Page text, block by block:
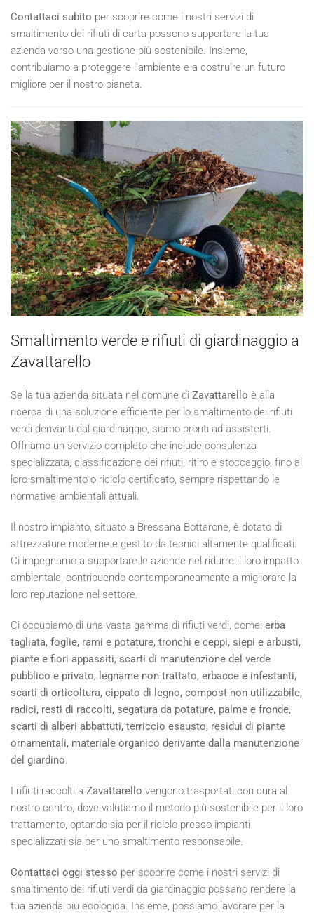
Contattaci subito per scoprire come i nostri servizi di
smaltimento dei rifiuti di carta possono supportare la tua
azienda verso una gestione più sostenibile. Insieme,
contribuiamo a proteggere l'ambiente e a costruire un futuro
migliore per il nostro pianeta.
Smaltimento verde e rifiuti di giardinaggio a
Zavattarello
Se la tua azienda situata nel comune di Zavattarello è alla
ricerca di una soluzione efficiente per lo smaltimento dei rifiuti
verdi derivanti dal giardinaggio, siamo pronti ad assisterti.
Offriamo un servizio completo che include consulenza
specializzata, classificazione dei rifiuti, ritiro e stoccaggio, fino al
loro smaltimento o riciclo certificato, sempre rispettando le
normative ambientali attuali.
Il nostro impianto, situato a Bressana Bottarone, è dotato di
attrezzature moderne e gestito da tecnici altamente qualificati.
Ci impegnamo a supportare le aziende nel ridurre il loro impatto
ambientale, contribuendo contemporaneamente a migliorare la
loro reputazione nel settore.
Ci occupiamo di una vasta gamma di rifiuti verdi, come: erba
tagliata, foglie, rami e potature, tronchi e ceppi, siepi e arbusti,
piante e fiori appassiti, scarti di manutenzione del verde
pubblico e privato, legname non trattato, erbacce e infestanti,
scarti di orticoltura, cippato di legno, compost non utilizzabile,
radici, resti di raccolti, segatura da potature, palme e fronde,
scarti di alberi abbattuti, terriccio esausto, residui di piante
ornamentali, materiale organico derivante dalla manutenzione
del giardino.
I rifiuti raccolti a Zavattarello vengono trasportati con cura al
nostro centro, dove valutiamo il metodo più sostenibile per il loro
trattamento, optando sia per il riciclo presso impianti
specializzati sia per uno smaltimento responsabile.
Contattaci oggi stesso per scoprire come i nostri servizi di
smaltimento dei rifiuti verdi da giardinaggio possano rendere la
tua azienda più ecologica. Insieme, possiamo lavorare per la